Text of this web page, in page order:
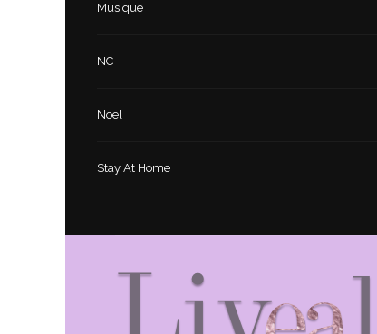
Musique
NC
Noël
Stay At Home